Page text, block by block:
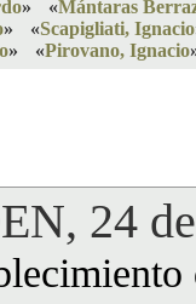
» «Mántaras
» «Scapigliati, Ignacio
» «Pirovano, Ignacio
24